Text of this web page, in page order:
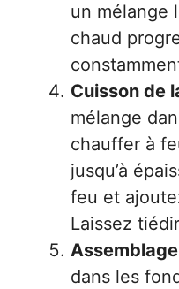
un mélange
chaud
Cuisson de
mélange
chauffer à
jusqu’à
feu et
Laissez
dans les